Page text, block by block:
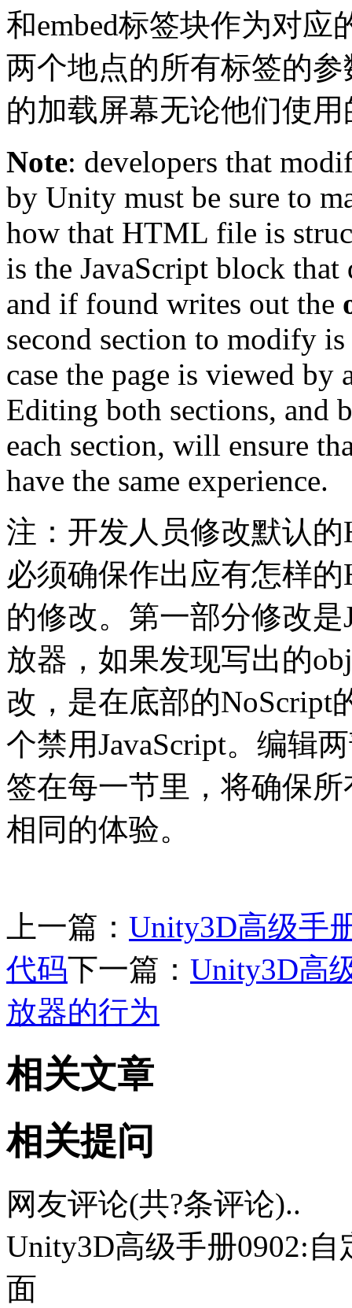
和embed标签块作为对
两个地点的所有标签的
的加载屏幕无论他们使
Note: developers that
by Unity must be sure to
how that HTML file is
is the JavaScript block
and if found writes out the
second section to modify
case the page is viewed by
Editing both sections, and
each section, will ensure
have the same experience.
注：开发人员修改默认
必须确保作出应有怎样
的修改。第一部分修改是
放器，如果发现写出的
改，是在底部的NoScript
个禁用JavaScript。编辑
签在每一节里，将确保
相同的体验。
上一篇： Unity3D高级手
代码下一篇： Unity3D高
放器的行为
相关文章
相关提问
网友评论(共?条评论)..
Unity3D高级手册0902:
面